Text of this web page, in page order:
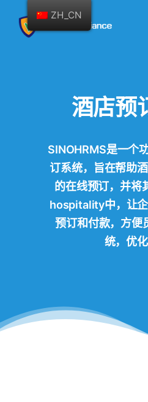
酒店预
SINOHRMS是一个
订系统，旨在帮助
的在线预订，并将
hospitality中，让
预订和付款，方便
统，优
ZH_CN